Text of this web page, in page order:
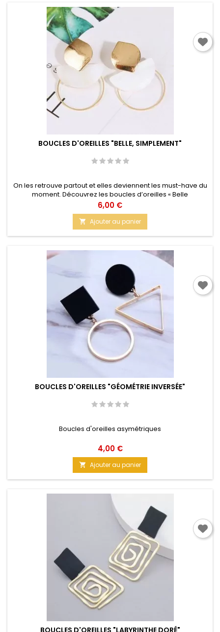
BOUCLES D'OREILLES "BELLE, SIMPLEMENT"
On les retrouve partout et elles deviennent les must-have du
moment. Découvrez les boucles d’oreilles « Belle
Simplement ».
Prix
6,00 €
 Ajouter au panier
BOUCLES D'OREILLES "GÉOMÉTRIE INVERSÉE"
Boucles d'oreilles asymétriques
Prix
4,00 €
 Ajouter au panier
BOUCLES D'OREILLES "LABYRINTHE DORÉ"